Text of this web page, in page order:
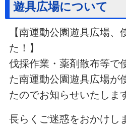
遊具広場について
【南運動公園遊具広場、
た！】
伐採作業・薬剤散布等で
た南運動公園遊具広場が
たのでお知らせいたしま
長らくご迷惑をおかけし